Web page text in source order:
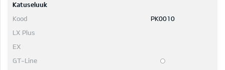
Katuseluuk
PK0010